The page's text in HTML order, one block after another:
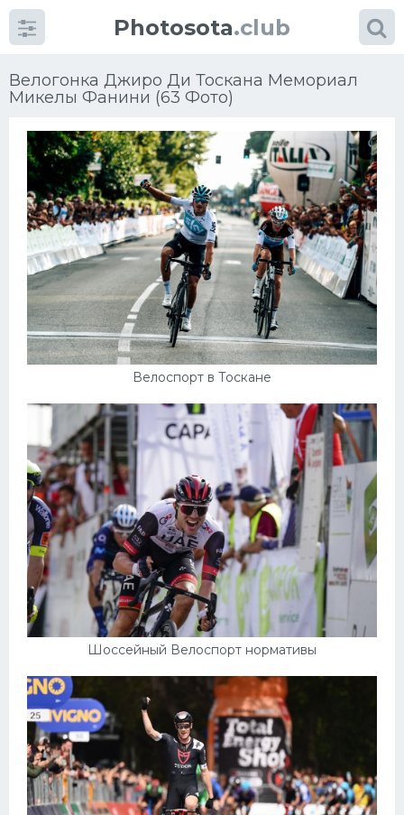
Photosota.club
Велогонка Джиро Ди Тоскана Мемориал
Микелы Фанини (63 Фото)
Велоспорт в Тоскане
Шоссейный Велоспорт нормативы
Категории Фото
Еще картинки...
Футбол
Баскетбол
Велогонки
Конькобежный спорт
Тренажеры
Интерьер квартиры